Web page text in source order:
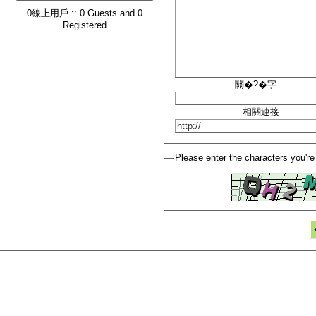
0線上用戶 :: 0 Guests and 0
Registered
關�?�字:
相關連接
Please enter the characters